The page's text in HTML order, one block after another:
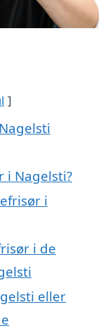
i Nagelsti?
i
i de
eller